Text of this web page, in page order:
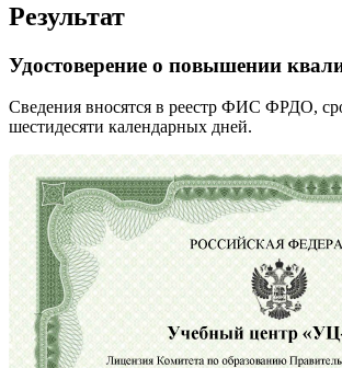
Результат
Удостоверение о повышении
Сведения вносятся в реестр ФИС ФРДО,
шестидесяти календарных дней.